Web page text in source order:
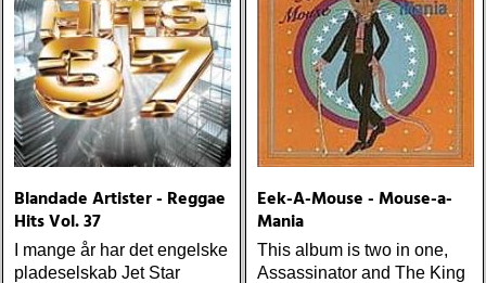
Blandade Artister - Reggae
Hits Vol. 37
I mange år har det engelske
pladeselskab Jet Star
Eek-A-Mouse - Mouse-a-
Mania
This album is two in one,
Assassinator and The King